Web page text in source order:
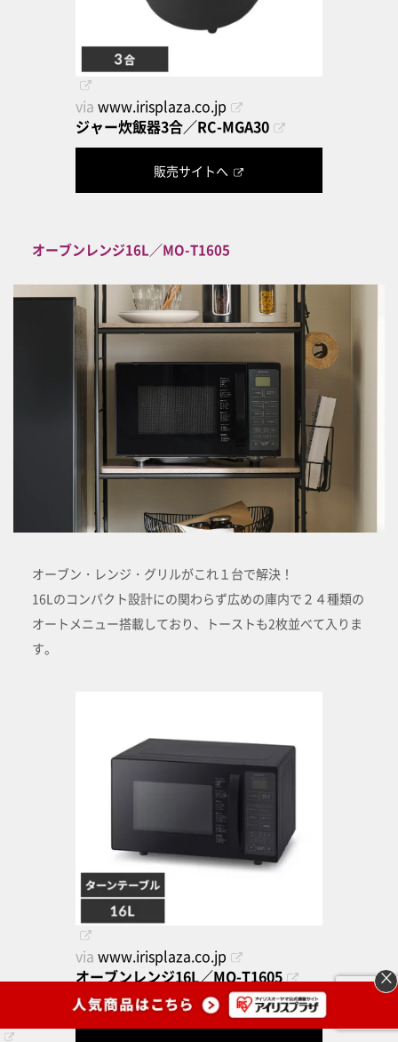
via www.irisplaza.co.jp
ジャー炊飯器3合／RC-MGA30
販売サイトへ
オーブンレンジ16L／MO-T1605
オーブン・レンジ・グリルがこれ１台で解決！
16Lのコンパクト設計にの関わらず広めの庫内で２４種類の
オートメニュー搭載しており、トーストも2枚並べて入りま
す。
via www.irisplaza.co.jp
オーブンレンジ16L／MO-T1605
販売サイトへ
×